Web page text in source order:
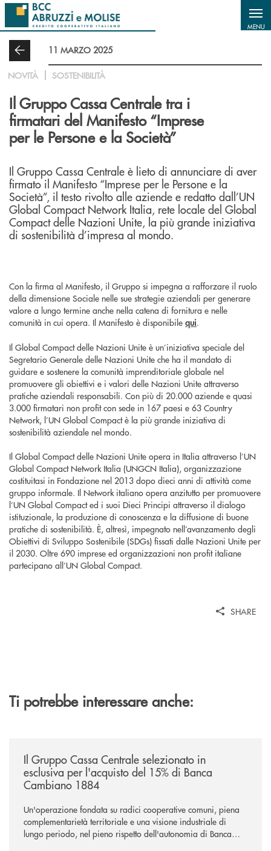
Salta al contenuto principale
MENU
11 MARZO 2025
NOVITÀ SOSTENIBILITÀ
Il Gruppo Cassa Centrale tra i
firmatari del Manifesto “Imprese
per le Persone e la Società”
Il Gruppo Cassa Centrale è lieto di annunciare di aver
firmato il Manifesto “Imprese per le Persone e la
Società”, il testo rivolto alle aziende e redatto dall’UN
Global Compact Network Italia, rete locale del Global
Compact delle Nazioni Unite, la più grande iniziativa
di sostenibilità d’impresa al mondo.
Con la firma al Manifesto, il Gruppo si impegna a rafforzare il ruolo
della dimensione Sociale nelle sue strategie aziendali per generare
valore a lungo termine anche nella catena di fornitura e nelle
comunità in cui opera. Il Manifesto è disponibile qui.
Il Global Compact delle Nazioni Unite è un’iniziativa speciale del
Segretario Generale delle Nazioni Unite che ha il mandato di
guidare e sostenere la comunità imprenditoriale globale nel
promuovere gli obiettivi e i valori delle Nazioni Unite attraverso
pratiche aziendali responsabili. Con più di 20.000 aziende e quasi
3.000 firmatari non profit con sede in 167 paesi e 63 Country
Network, l’UN Global Compact è la più grande iniziativa di
sostenibilità aziendale nel mondo.
Il Global Compact delle Nazioni Unite opera in Italia attraverso l’UN
Global Compact Network Italia (UNGCN Italia), organizzazione
costituitasi in Fondazione nel 2013 dopo dieci anni di attività come
gruppo informale. Il Network italiano opera anzitutto per promuovere
l’UN Global Compact ed i suoi Dieci Principi attraverso il dialogo
istituzionale, la produzione di conoscenza e la diffusione di buone
pratiche di sostenibilità. È, altresì, impegnato nell’avanzamento degli
Obiettivi di Sviluppo Sostenibile (SDGs) fissati dalle Nazioni Unite per
il 2030. Oltre 690 imprese ed organizzazioni non profit italiane
partecipano all’UN Global Compact.
SHARE
Ti potrebbe interessare anche:
Il Gruppo Cassa Centrale selezionato in
esclusiva per l'acquisto del 15% di Banca
Cambiano 1884
Un'operazione fondata su radici cooperative comuni, piena
complementarietà territoriale e una visione industriale di
lungo periodo, nel pieno rispetto dell'autonomia di Banca